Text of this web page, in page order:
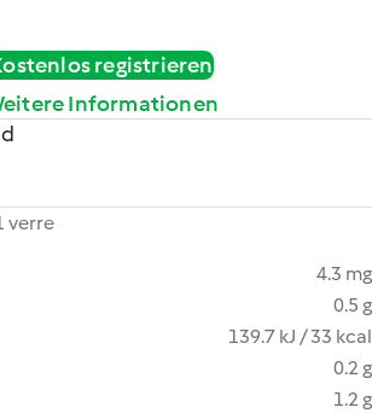
registrieren
Informationen
verre
4.3 mg
0.5 g
139.7 kJ / 33 kcal
0.2 g
1.2 g